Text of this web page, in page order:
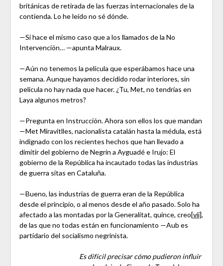
británicas de retirada de las fuerzas internacionales de la
contienda. Lo he leído no sé dónde.
—Si hace el mismo caso que a los llamados de la No
Intervención… —apunta Malraux.
—Aún no tenemos la película que esperábamos hace una
semana. Aunque hayamos decidido rodar interiores, sin
pelicula no hay nada que hacer. ¿Tu, Met, no tendrías en
Laya algunos metros?
—Pregunta en Instrucción. Ahora son ellos los que mandan
—Met Miravitlles, nacionalista catalán hasta la médula, está
indignado con los recientes hechos que han llevado a
dimitir del gobierno de Negrín a Ayguadé e Irujo: El
gobierno de la República ha incautado todas las industrias
de guerra sitas en Cataluña.
—Bueno, las industrias de guerra eran de la República
desde el principio, o al menos desde el año pasado. Solo ha
afectado a las montadas por la Generalitat, quince, creo[vii],
de las que no todas están en funcionamiento —Aub es
partidario del socialismo negrinista.
Es difícil precisar cómo pudieron influir